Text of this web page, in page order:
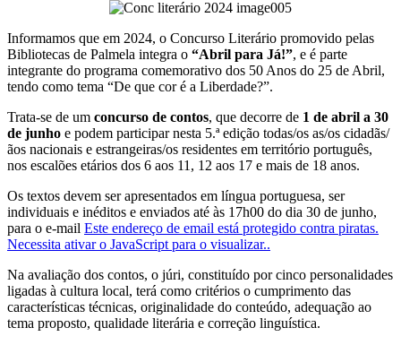
Informamos que em 2024, o Concurso Literário promovido pelas
Bibliotecas de Palmela integra o “Abril para Já!”, e é parte
integrante do programa comemorativo dos 50 Anos do 25 de Abril,
tendo como tema “De que cor é a Liberdade?”.
Trata-se de um concurso de contos, que decorre de 1 de abril a 30
de junho e podem participar nesta 5.ª edição todas/os as/os cidadãs/
ãos nacionais e estrangeiras/os residentes em território português,
nos escalões etários dos 6 aos 11, 12 aos 17 e mais de 18 anos.
Os textos devem ser apresentados em língua portuguesa, ser
individuais e inéditos e enviados até às 17h00 do dia 30 de junho,
para o e-mail Este endereço de email está protegido contra piratas.
Necessita ativar o JavaScript para o visualizar..
Na avaliação dos contos, o júri, constituído por cinco personalidades
ligadas à cultura local, terá como critérios o cumprimento das
características técnicas, originalidade do conteúdo, adequação ao
tema proposto, qualidade literária e correção linguística.